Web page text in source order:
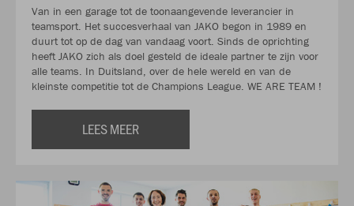
Van in een garage tot de toonaangevende leverancier in
teamsport. Het succesverhaal van JAKO begon in 1989 en
duurt tot op de dag van vandaag voort. Sinds de oprichting
heeft JAKO zich als doel gesteld de ideale partner te zijn voor
alle teams. In Duitsland, over de hele wereld en van de
kleinste competitie tot de Champions League. WE ARE TEAM !
LEES MEER